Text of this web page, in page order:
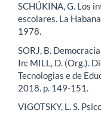
SCHÚKINA, G. Los
escolares. La
1978.
SORJ, B.
In: MILL, D. (Org.).
Tecnologias e de
2018. p. 149-151.
VIGOTSKY, L. S.